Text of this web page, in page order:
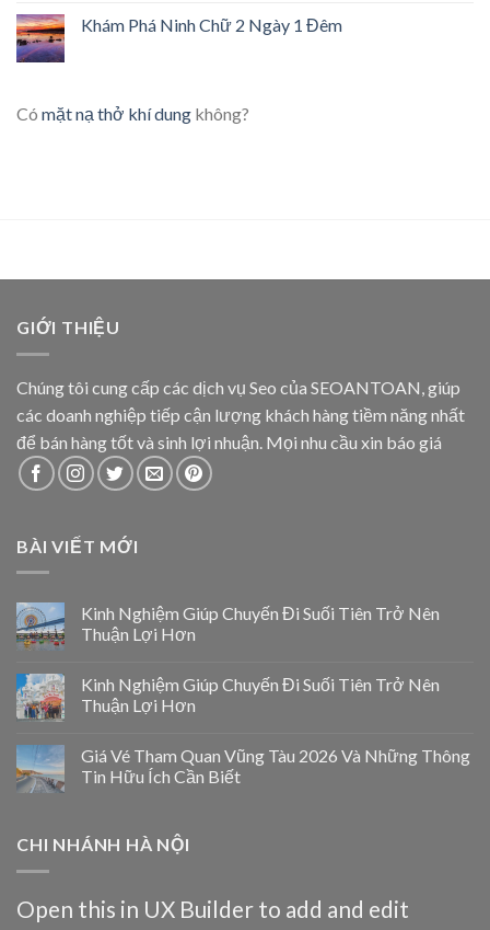
Khám Phá Ninh Chữ 2 Ngày 1 Đêm
Có mặt nạ thở khí dung không?
GIỚI THIỆU
Chúng tôi cung cấp các dịch vụ Seo của SEOANTOAN, giúp
các doanh nghiệp tiếp cận lượng khách hàng tiềm năng nhất
để bán hàng tốt và sinh lợi nhuận. Mọi nhu cầu xin báo giá
BÀI VIẾT MỚI
Kinh Nghiệm Giúp Chuyến Đi Suối Tiên Trở Nên
Thuận Lợi Hơn
Kinh Nghiệm Giúp Chuyến Đi Suối Tiên Trở Nên
Thuận Lợi Hơn
Giá Vé Tham Quan Vũng Tàu 2026 Và Những Thông
Tin Hữu Ích Cần Biết
CHI NHÁNH HÀ NỘI
Open this in UX Builder to add and edit